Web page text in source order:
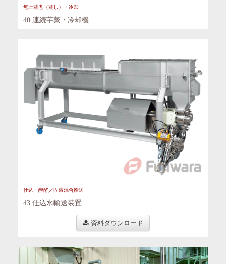
無圧蒸煮（蒸し）・冷却
40.連続芋蒸・冷却機
仕込・醗酵／固液混合輸送
43.仕込水輸送装置
資料ダウンロード